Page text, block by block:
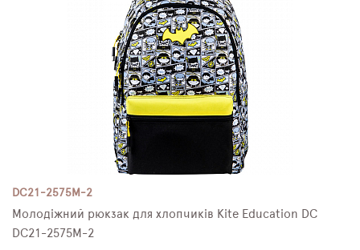
DC21-2575M-2
Молодіжний рюкзак для хлопчиків Kite Education DC
DC21-2575M-2